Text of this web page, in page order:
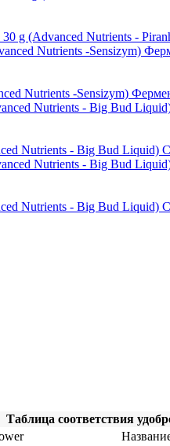
g (Advanced Nutrients -
Nutrients -Sensizym)
Nutrients - Big Bud Liquid)
Nutrients - Big Bud Liquid)
Таблица соответствия